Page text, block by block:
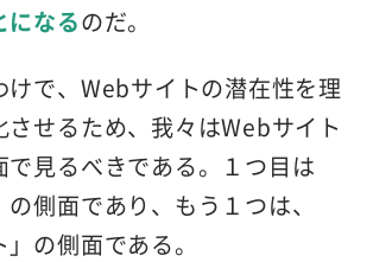
になるのだ。
けで、Webサイトの潜在性を理
させるため、我々はWebサイト
で見るべきである。１つ目は
の側面であり、もう１つは、
」の側面である。